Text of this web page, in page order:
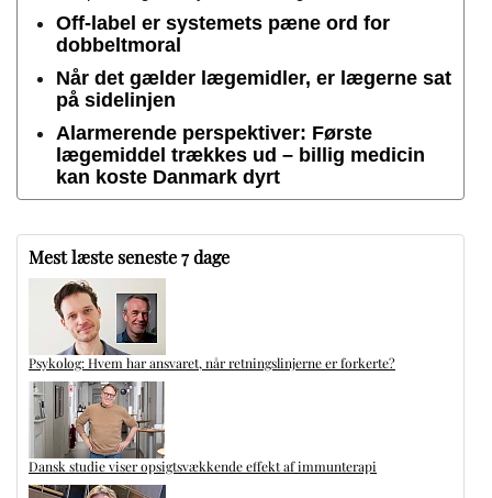
Off-label er systemets pæne ord for
dobbeltmoral
Når det gælder lægemidler, er lægerne sat
på sidelinjen
Alarmerende perspektiver: Første
lægemiddel trækkes ud – billig medicin
kan koste Danmark dyrt
Mest læste seneste 7 dage
Psykolog: Hvem har ansvaret, når retningslinjerne er forkerte?
Dansk studie viser opsigtsvækkende effekt af immunterapi